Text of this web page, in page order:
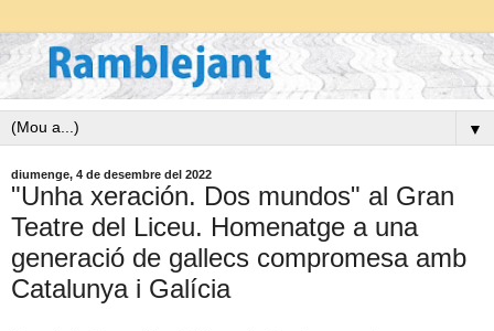
▼
diumenge, 4 de desembre del 2022
"Unha xeración. Dos mundos" al Gran
Teatre del Liceu. Homenatge a una
generació de gallecs compromesa amb
Catalunya i Galícia